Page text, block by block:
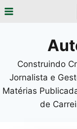
Pular
Construindo
Jornalista e
Matérias
de